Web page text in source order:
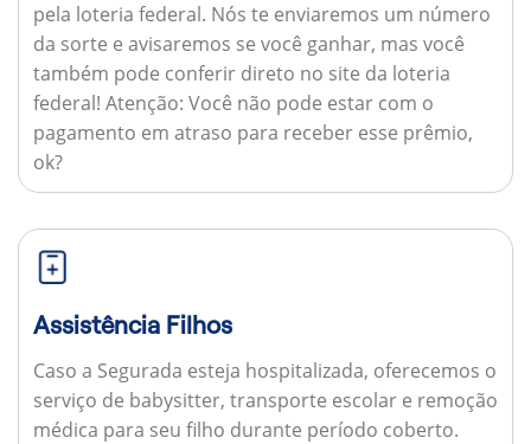
pela loteria federal. Nós te enviaremos um número
da sorte e avisaremos se você ganhar, mas você
também pode conferir direto no site da loteria
federal! Atenção: Você não pode estar com o
pagamento em atraso para receber esse prêmio,
ok?
Assistência Filhos
Caso a Segurada esteja hospitalizada, oferecemos o
serviço de babysitter, transporte escolar e remoção
médica para seu filho durante período coberto.